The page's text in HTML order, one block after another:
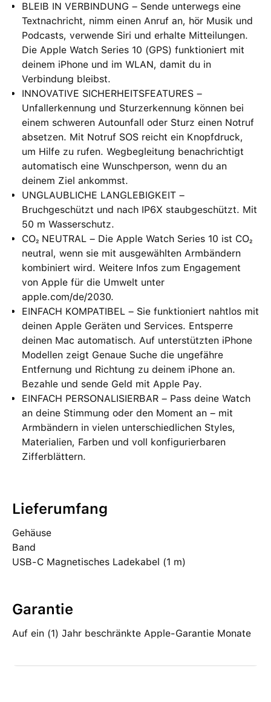
BLEIB IN VERBINDUNG – Sende unterwegs eine
Textnachricht, nimm einen Anruf an, hör Musik und
Podcasts, verwende Siri und erhalte Mitteilungen.
Die Apple Watch Series 10 (GPS) funktioniert mit
deinem iPhone und im WLAN, damit du in
Verbindung bleibst.
INNOVATIVE SICHERHEITSFEATURES –
Unfallerkennung und Sturzerkennung können bei
einem schweren Autounfall oder Sturz einen Notruf
absetzen. Mit Notruf SOS reicht ein Knopfdruck,
um Hilfe zu rufen. Wegbegleitung benachrichtigt
automatisch eine Wunschperson, wenn du an
deinem Ziel ankommst.
UNGLAUBLICHE LANGLEBIGKEIT –
Bruchgeschützt und nach IP6X staubgeschützt. Mit
50 m Wasserschutz.
CO₂ NEUTRAL – Die Apple Watch Series 10 ist CO₂
neutral, wenn sie mit ausgewählten Armbändern
kombiniert wird. Weitere Infos zum Engagement
von Apple für die Umwelt unter
apple.com/de/2030.
EINFACH KOMPATIBEL – Sie funktioniert nahtlos mit
deinen Apple Geräten und Services. Entsperre
deinen Mac automatisch. Auf unterstützten iPhone
Modellen zeigt Genaue Suche die ungefähre
Entfernung und Richtung zu deinem iPhone an.
Bezahle und sende Geld mit Apple Pay.
EINFACH PERSONALISIERBAR – Pass deine Watch
an deine Stimmung oder den Moment an – mit
Armbändern in vielen unterschiedlichen Styles,
Materialien, Farben und voll konfigurierbaren
Zifferblättern.
Lieferumfang
Gehäuse
Band
USB-C Magnetisches Ladekabel (1 m)
Garantie
Auf ein (1) Jahr beschränkte Apple-Garantie Monate